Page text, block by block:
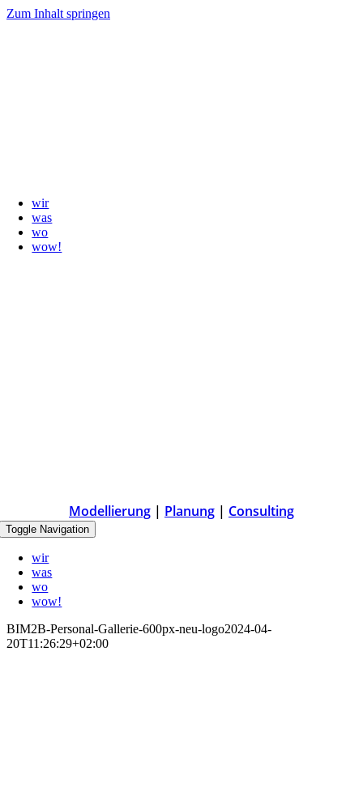
Zum Inhalt springen
wir
was
wo
wow!
Modellierung | Planung | Consulting
Toggle Navigation
wir
was
wo
wow!
BIM2B-Personal-Gallerie-600px-neu-logo2024-04-
20T11:26:29+02:00